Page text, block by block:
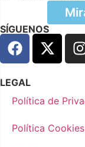
SÍGUENOS
LEGAL
Política de
Política Cookies